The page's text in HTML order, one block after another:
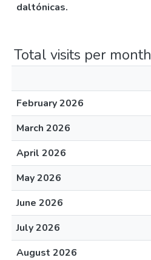
daltónicas.
Total visits per month
February 2026
March 2026
April 2026
May 2026
June 2026
July 2026
August 2026